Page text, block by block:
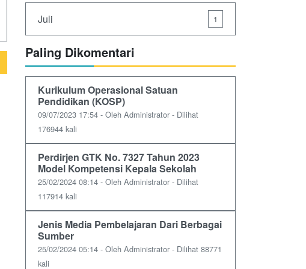
Juli 1
Paling Dikomentari
Kurikulum Operasional Satuan
Pendidikan (KOSP)
09/07/2023 17:54 - Oleh Administrator - Dilihat
176944 kali
Perdirjen GTK No. 7327 Tahun 2023
Model Kompetensi Kepala Sekolah
25/02/2024 08:14 - Oleh Administrator - Dilihat
117914 kali
Jenis Media Pembelajaran Dari Berbagai
Sumber
25/02/2024 05:14 - Oleh Administrator - Dilihat 88771
kali